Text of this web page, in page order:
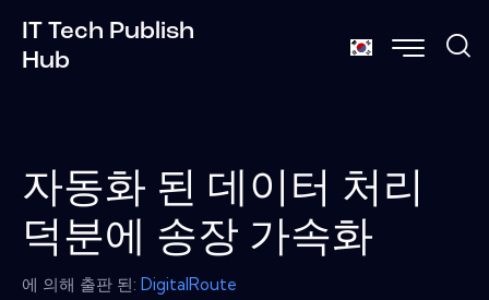
IT Tech Publish
Hub
자동화 된 데이터 처리
덕분에 송장 가속화
에 의해 출판 된: DigitalRoute